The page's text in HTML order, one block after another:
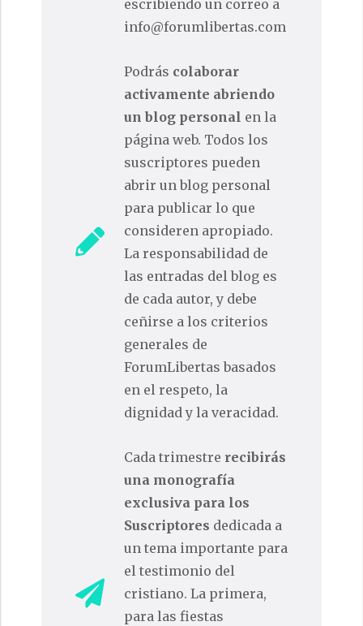
escribiendo un correo a
info@forumlibertas.com
Podrás colaborar
activamente abriendo
un blog personal en la
página web. Todos los
suscriptores pueden
abrir un blog personal
para publicar lo que
consideren apropiado.
La responsabilidad de
las entradas del blog es
de cada autor, y debe
ceñirse a los criterios
generales de
ForumLibertas basados
en el respeto, la
dignidad y la veracidad.
Cada trimestre recibirás
una monografía
exclusiva para los
Suscriptores dedicada a
un tema importante para
el testimonio del
cristiano. La primera,
para las fiestas